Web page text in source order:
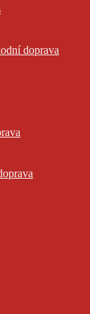
doprava